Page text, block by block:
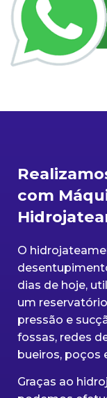
com
O
dias de hoje,
um
pressão e
fossas, redes
bueiros, poços
Graças ao